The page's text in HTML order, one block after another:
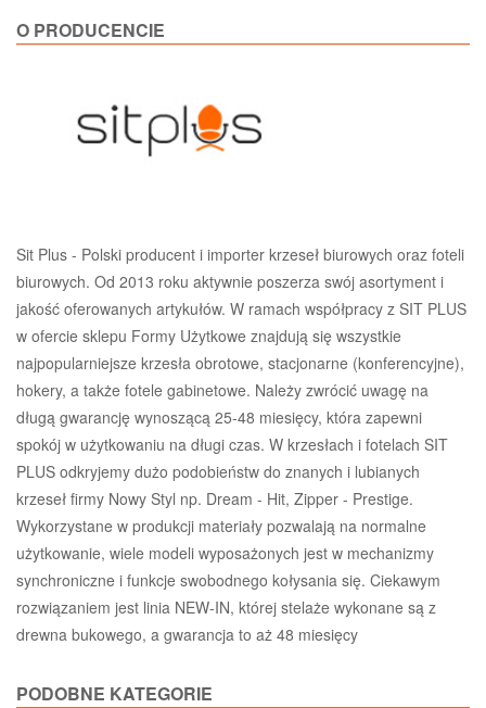
O PRODUCENCIE
Sit Plus - Polski producent i importer krzeseł biurowych oraz foteli
biurowych. Od 2013 roku aktywnie poszerza swój asortyment i
jakość oferowanych artykułów. W ramach współpracy z SIT PLUS
w ofercie sklepu Formy Użytkowe znajdują się wszystkie
najpopularniejsze krzesła obrotowe, stacjonarne (konferencyjne),
hokery, a także fotele gabinetowe. Należy zwrócić uwagę na
długą gwarancję wynoszącą 25-48 miesięcy, która zapewni
spokój w użytkowaniu na długi czas. W krzesłach i fotelach SIT
PLUS odkryjemy dużo podobieństw do znanych i lubianych
krzeseł firmy Nowy Styl np. Dream - Hit, Zipper - Prestige.
Wykorzystane w produkcji materiały pozwalają na normalne
użytkowanie, wiele modeli wyposażonych jest w mechanizmy
synchroniczne i funkcje swobodnego kołysania się. Ciekawym
rozwiązaniem jest linia NEW-IN, której stelaże wykonane są z
drewna bukowego, a gwarancja to aż 48 miesięcy
PODOBNE KATEGORIE